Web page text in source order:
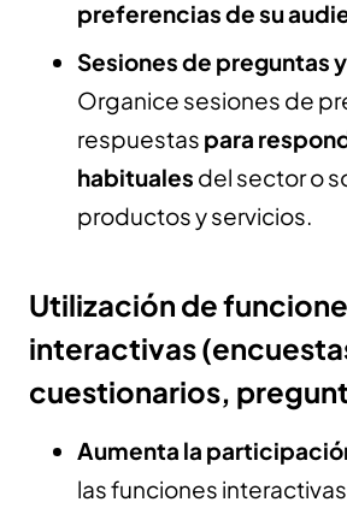
preferencias de su
Sesiones de preguntas
Organice sesiones de
respuestas para
habituales del sector o
productos y servicios.
Utilización de
interactivas
cuestionarios,
Aumenta la
las funciones